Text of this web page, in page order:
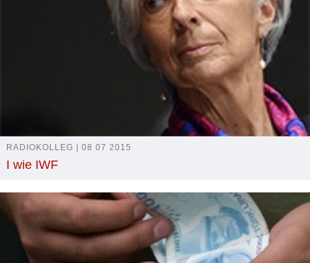
RADIOKOLLEG | 08 07 2015
I wie IWF